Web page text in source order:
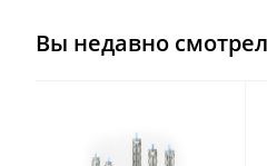
Вы недавно